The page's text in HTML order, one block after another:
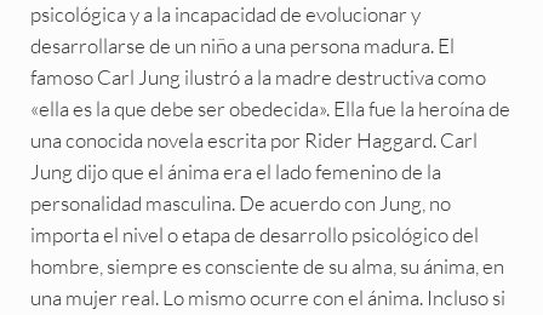
psicológica y a la incapacidad de evolucionar y
desarrollarse de un niño a una persona madura. El
famoso Carl Jung ilustró a la madre destructiva como
«ella es la que debe ser obedecida». Ella fue la heroína de
una conocida novela escrita por Rider Haggard. Carl
Jung dijo que el ánima era el lado femenino de la
personalidad masculina. De acuerdo con Jung, no
importa el nivel o etapa de desarrollo psicológico del
hombre, siempre es consciente de su alma, su ánima, en
una mujer real. Lo mismo ocurre con el ánima. Incluso si